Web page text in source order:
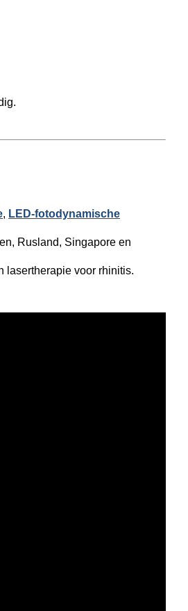
, LED-fotodynamische
Rusland, Singapore en
lasertherapie voor rhinitis.